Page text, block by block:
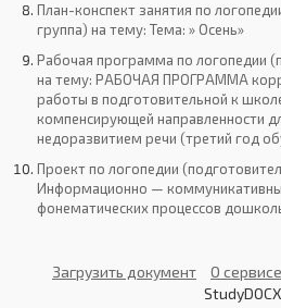
План-конспект занятия по
группа) на тему: Тема: » Осень»
Рабочая программа по логопедии
на тему: РАБОЧАЯ ПРОГРАММА
работы в подготовительной к
компенсирующей направленности
недоразвитием речи (третий год
Проект по логопедии
Информационно —
фонематических процессов
Загрузить документ О сервисе
StudyDOCX